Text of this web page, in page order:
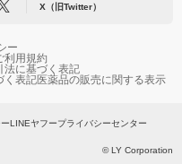
X（旧Twitter）
ー
利用規約
法に基づく表記
く表記医薬品の販売に関する表示
LINEヤフープライバシーセンター
© LY Corporation